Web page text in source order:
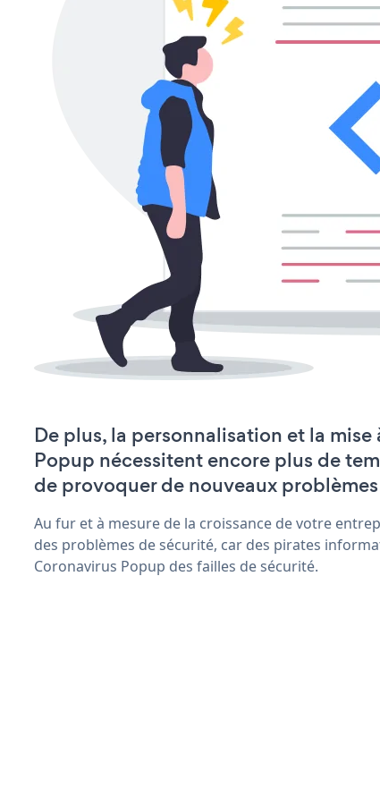
De plus, la personnalisation et la
Popup nécessitent encore plus de
de provoquer de nouveaux
Au fur et à mesure de la croissance de votre
des problèmes de sécurité, car des pirates
Coronavirus Popup des failles de sécurité.